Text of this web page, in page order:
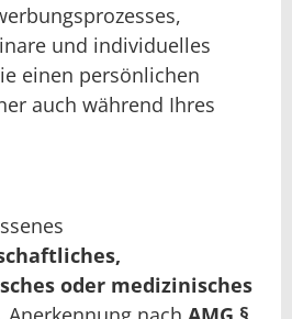
und individuelles
einen persönlichen
auch während Ihres
oder medizinisches